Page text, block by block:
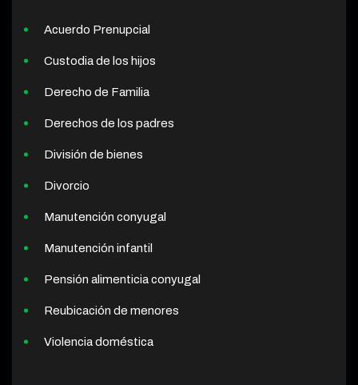
Acuerdo Prenupcial
Custodia de los hijos
Derecho de Familia
Derechos de los padres
División de bienes
Divorcio
Manutención conyugal
Manutención infantil
Pensión alimenticia conyugal
Reubicación de menores
Violencia doméstica